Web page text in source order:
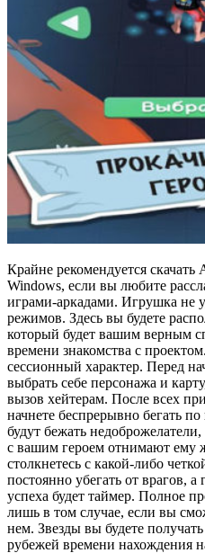
Крайне рекомендуется
Windows, если вы любите
играми-аркадами. Игрушка не
режимов. Здесь вы будете
который будет вашим верным
времени знакомства с
сессионный характер. Перед
выбрать себе персонажа и
вызов хейтерам. После всех
начнете беспрерывно бегать
будут бежать
с вашим героем отнимают ему
столкнетесь с какой-либо
постоянно убегать от врагов,
успеха будет таймер. Полное
лишь в том случае, если вы
нем. Звезды вы будете
рубежей времени нахождения